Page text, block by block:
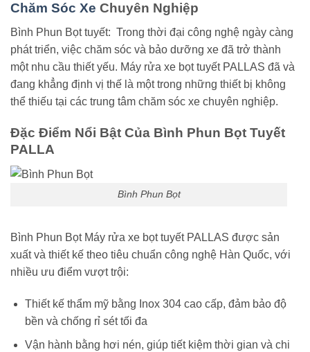
Chăm Sóc Xe Chuyên Nghiệp
Bình Phun Bọt tuyết: Trong thời đại công nghệ ngày càng
phát triển, việc chăm sóc và bảo dưỡng xe đã trở thành
một nhu cầu thiết yếu. Máy rửa xe bọt tuyết PALLAS đã và
đang khẳng định vị thế là một trong những thiết bị không
thể thiếu tại các trung tâm chăm sóc xe chuyên nghiệp.
Đặc Điểm Nổi Bật Của Bình Phun Bọt Tuyết
PALLA
Bình Phun Bọt
Bình Phun Bọt Máy rửa xe bọt tuyết PALLAS được sản
xuất và thiết kế theo tiêu chuẩn công nghệ Hàn Quốc, với
nhiều ưu điểm vượt trội:
Thiết kế thẩm mỹ bằng Inox 304 cao cấp, đảm bảo độ
bền và chống rỉ sét tối đa
Vận hành bằng hơi nén, giúp tiết kiệm thời gian và chi